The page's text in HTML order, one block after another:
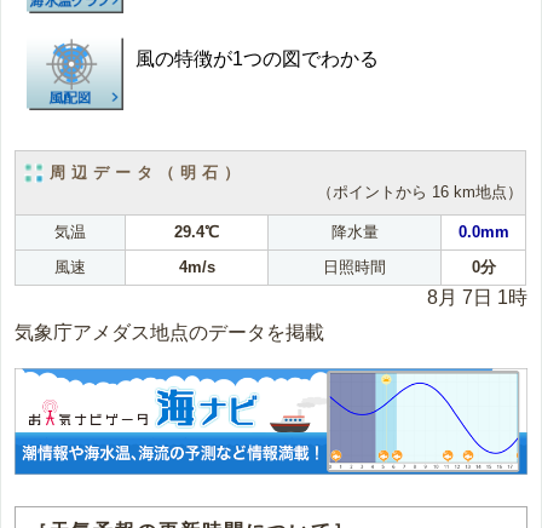
風の特徴が1つの図でわかる
周辺データ（明石）
（ポイントから 16 km地点）
気温 29.4℃ 降水量
0.0mm
風速
4m/s 日照時間 0分
8月 7日 1時
気象庁アメダス地点のデータを掲載